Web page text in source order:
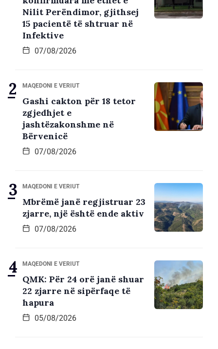
Nilit Perëndimor, gjithsej
15 pacientë të shtruar në
Infektive
07/08/2026
MAQEDONI E VERIUT
Gashi cakton për 18 tetor
zgjedhjet e
jashtëzakonshme në
Bërvenicë
07/08/2026
MAQEDONI E VERIUT
Mbrëmë janë regjistruar 23
zjarre, një është ende aktiv
07/08/2026
MAQEDONI E VERIUT
QMK: Për 24 orë janë shuar
22 zjarre në sipërfaqe të
hapura
05/08/2026